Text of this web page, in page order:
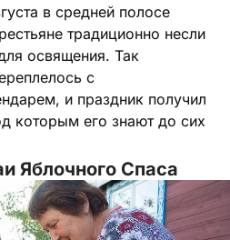
в средней полосе
традиционно несли
освящения. Так
с
и праздник получил
которым его знают до сих
Яблочного Спаса